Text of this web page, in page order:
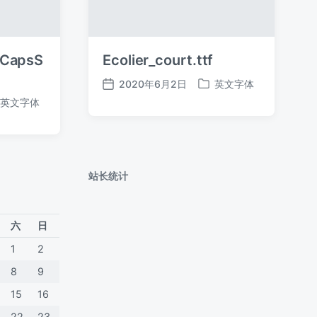
英文字体
Ecolier_court.ttf
发
2020年6月2日
发
英文字体
六
日
1
2
8
9
15
16
站长统计